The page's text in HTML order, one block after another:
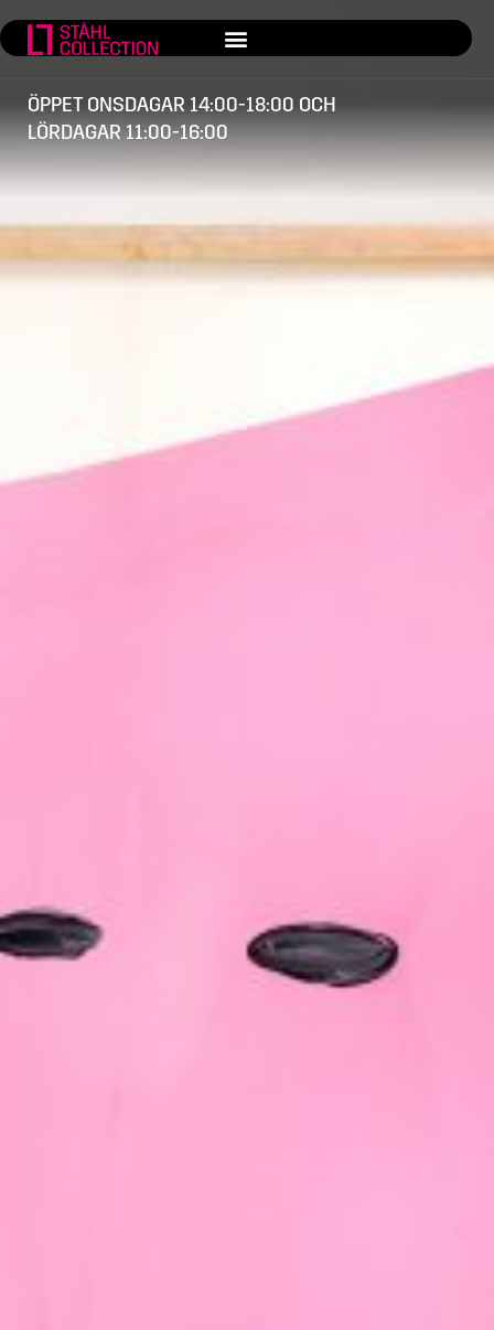
ÖPPET ONSDAGAR 14:00-18:00 OCH
LÖRDAGAR 11:00-16:00